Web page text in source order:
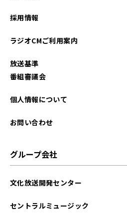
採用情報
ラジオCMご利用案内
放送基準
番組審議会
個人情報について
お問い合わせ
グループ会社
文化放送開発センター
セントラルミュージック